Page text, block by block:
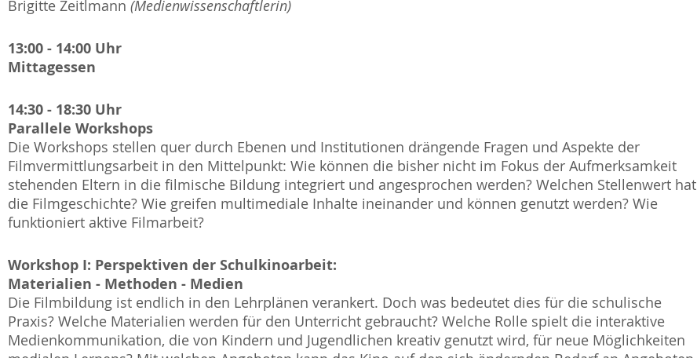
Brigitte Zeitlmann (Medienwissenschaftlerin)
13:00 - 14:00 Uhr
Mittagessen
14:30 - 18:30 Uhr
Parallele Workshops
Die Workshops stellen quer durch Ebenen und Institutionen drängende Fragen und Aspekte der
Filmvermittlungsarbeit in den Mittelpunkt: Wie können die bisher nicht im Fokus der Aufmerksamkeit
stehenden Eltern in die filmische Bildung integriert und angesprochen werden? Welchen Stellenwert hat
die Filmgeschichte? Wie greifen multimediale Inhalte ineinander und können genutzt werden? Wie
funktioniert aktive Filmarbeit?
Workshop I: Perspektiven der Schulkinoarbeit:
Materialien - Methoden - Medien
Die Filmbildung ist endlich in den Lehrplänen verankert. Doch was bedeutet dies für die schulische
Praxis? Welche Materialien werden für den Unterricht gebraucht? Welche Rolle spielt die interaktive
Medienkommunikation, die von Kindern und Jugendlichen kreativ genutzt wird, für neue Möglichkeiten